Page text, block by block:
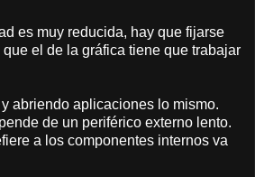
es muy reducida, hay que fijarse
el de la gráfica tiene que trabajar
abriendo aplicaciones lo mismo.
de un periférico externo lento.
a los componentes internos va